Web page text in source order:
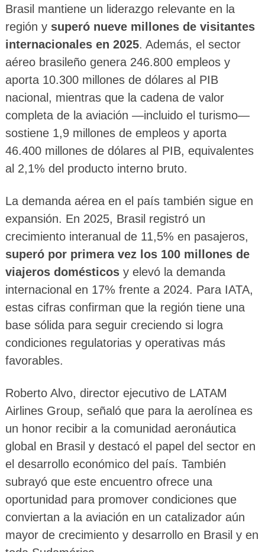
Brasil mantiene un liderazgo relevante en la
región y superó nueve millones de visitantes
internacionales en 2025. Además, el sector
aéreo brasileño genera 246.800 empleos y
aporta 10.300 millones de dólares al PIB
nacional, mientras que la cadena de valor
completa de la aviación —incluido el turismo—
sostiene 1,9 millones de empleos y aporta
46.400 millones de dólares al PIB, equivalentes
al 2,1% del producto interno bruto.
La demanda aérea en el país también sigue en
expansión. En 2025, Brasil registró un
crecimiento interanual de 11,5% en pasajeros,
superó por primera vez los 100 millones de
viajeros domésticosy elevó la demanda
internacional en 17% frente a 2024. Para IATA,
estas cifras confirman que la región tiene una
base sólida para seguir creciendo si logra
condiciones regulatorias y operativas más
favorables.
Roberto Alvo, director ejecutivo de LATAM
Airlines Group, señaló que para la aerolínea es
un honor recibir a la comunidad aeronáutica
global en Brasil y destacó el papel del sector en
el desarrollo económico del país. También
subrayó que este encuentro ofrece una
oportunidad para promover condiciones que
conviertan a la aviación en un catalizador aún
mayor de crecimiento y desarrollo en Brasil y en